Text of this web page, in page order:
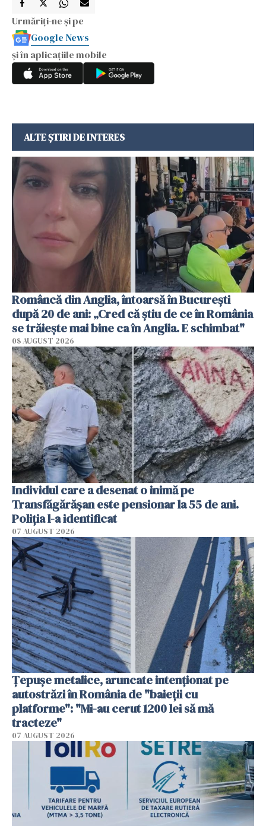
Urmăriți-ne și pe
Google News
și în aplicațiile mobile
ALTE ȘTIRI DE INTERES
Româncă din Anglia, întoarsă în București
după 20 de ani: „Cred că știu de ce în România
se trăiește mai bine ca în Anglia. E schimbat"
08 AUGUST 2026
Individul care a desenat o inimă pe
Transfăgărășan este pensionar la 55 de ani.
Poliția l-a identificat
07 AUGUST 2026
Țepușe metalice, aruncate intenționat pe
autostrăzi în România de "baieții cu
platforme": "Mi-au cerut 1200 lei să mă
tracteze"
07 AUGUST 2026